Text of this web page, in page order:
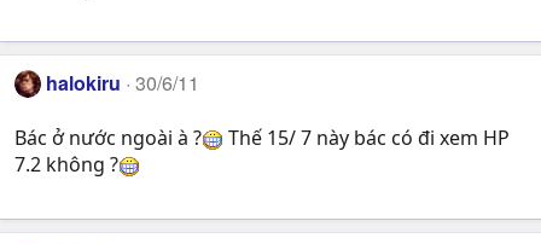
halokiru 30/6/11
Bác ở nước ngoài à ?
Thế 15/ 7 này bác có đi xem HP
7.2 không ?